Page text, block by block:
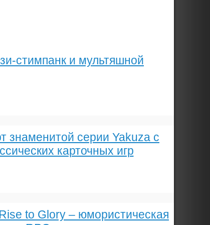
стимпанк и мультяшной
знаменитой серии Yakuza с
карточных игр
to Glory – юмористическая